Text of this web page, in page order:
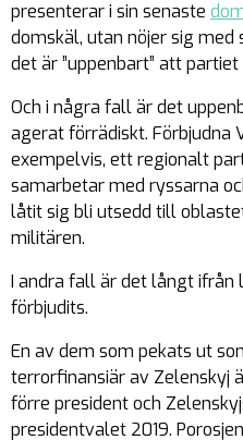
presenterar i sin senaste
domskäl, utan nöjer sig
det är ”uppenbart” att
Och i några fall är det
agerat förrädiskt. Förbjudna
exempelvis, ett regionalt
samarbetar med ryssarna
låtit sig bli utsedd till
militären.
I andra fall är det långt
förbjudits.
En av dem som pekats ut
terrorfinansiär av Zelenskyj
förre president och
presidentvalet 2019.